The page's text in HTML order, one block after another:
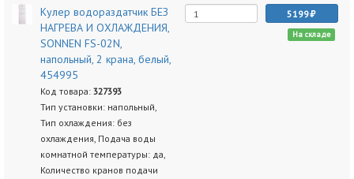
Кулер водораздатчик БЕЗ
НАГРЕВА И ОХЛАЖДЕНИЯ,
SONNEN FS-02N,
напольный, 2 крана, белый,
454995
Код товара: 327393
Тип установки: напольный,
Тип охлаждения: без
охлаждения, Подача воды
комнатной температуры: да,
Количество кранов подачи
5199
На складе